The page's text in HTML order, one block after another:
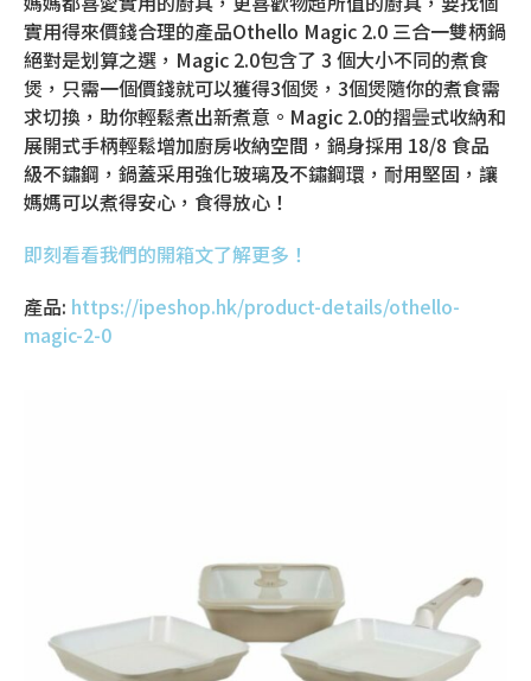
實用得來價錢合理的產品Othello Magic 2.0 三合一雙柄鍋
絕對是划算之選，Magic 2.0包含了 3 個大小不同的煮食
煲，只需一個價錢就可以獲得3個煲，3個煲隨你的煮食需
求切換，助你輕鬆煮出新煮意。Magic 2.0的摺曡式收納和
展開式手柄輕鬆增加廚房收納空間，鍋身採用 18/8 食品
級不鏽鋼，鍋蓋采用強化玻璃及不鏽鋼環，耐用堅固，讓
媽媽可以煮得安心，食得放心！
即刻看看我們的開箱文了解更多！
產品: https://ipeshop.hk/product-details/othello-
magic-2-0